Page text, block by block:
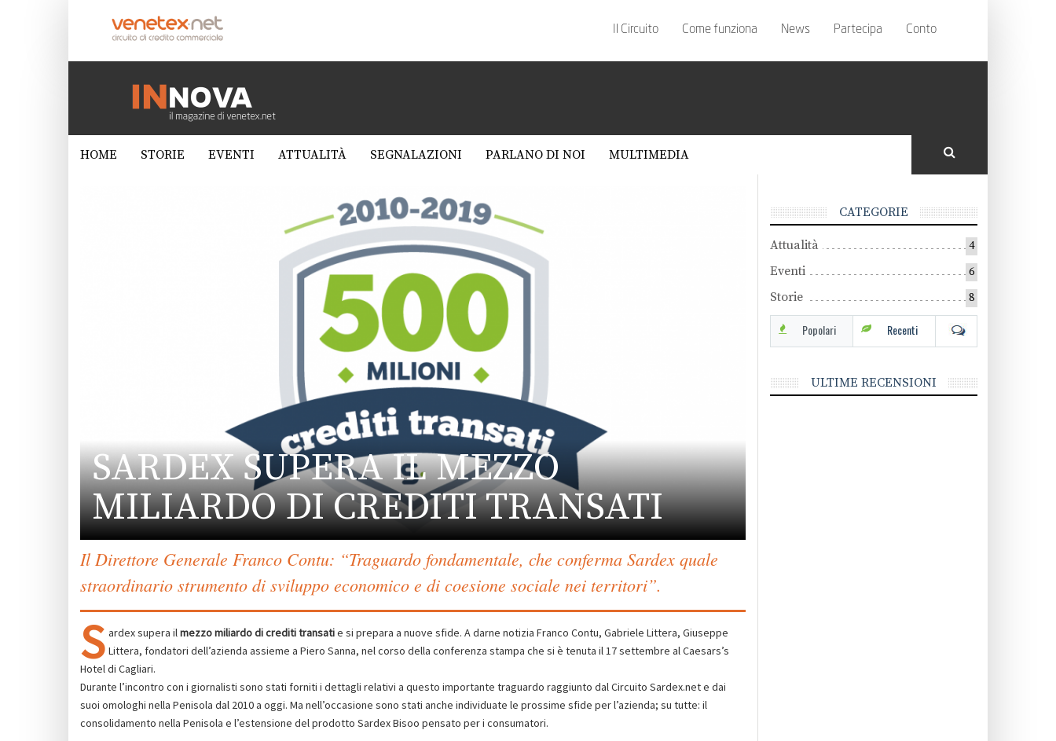
Il Circuito Come funziona News Partecipa Conto
HOME STORIE EVENTI ATTUALITÀ SEGNALAZIONI PARLANO DI NOI MULTIMEDIA
SARDEX SUPERA IL MEZZO
MILIARDO DI CREDITI TRANSATI
Il Direttore Generale Franco Contu: “Traguardo fondamentale, che conferma Sardex quale
straordinario strumento di sviluppo economico e di coesione sociale nei territori”.
S ardex supera ilmezzo miliardo di crediti transatie si prepara a nuove sfide. A darne notizia Franco Contu, Gabriele Littera, Giuseppe
Littera, fondatori dell’azienda assieme a Piero Sanna, nel corso della conferenza stampa che si è tenuta il 17 settembre al Caesars’s
Hotel di Cagliari.
Durante l’incontro con i giornalisti sono stati forniti i dettagli relativi a questo importante traguardo raggiunto dal Circuito Sardex.net e dai
suoi omologhi nella Penisola dal 2010 a oggi. Ma nell’occasione sono stati anche individuate le prossime sfide per l’azienda; su tutte: il
consolidamento nella Penisola e l’estensione del prodotto Sardex Bisoo pensato per i consumatori.
CATEGORIE
Attualità 4
Eventi 6
Storie 8
Popolari Recenti
ULTIME RECENSIONI